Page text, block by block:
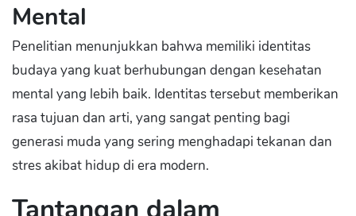
Mental
Penelitian menunjukkan bahwa memiliki identitas
budaya yang kuat berhubungan dengan kesehatan
mental yang lebih baik. Identitas tersebut memberikan
rasa tujuan dan arti, yang sangat penting bagi
generasi muda yang sering menghadapi tekanan dan
stres akibat hidup di era modern.